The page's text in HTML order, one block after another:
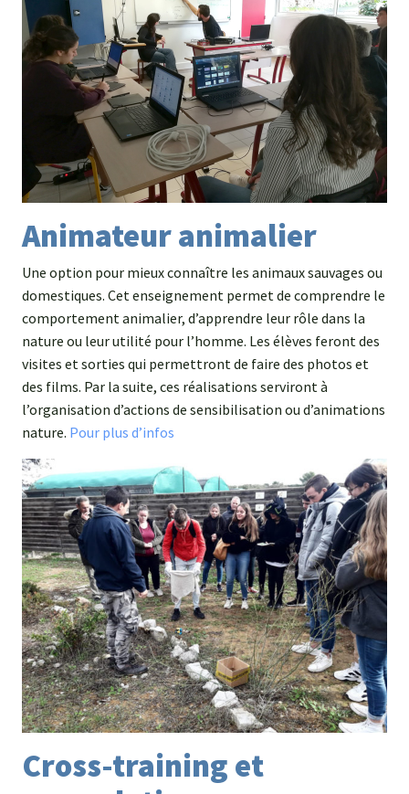
Animateur animalier
Une option pour mieux connaître les animaux sauvages ou
domestiques. Cet enseignement permet de comprendre le
comportement animalier, d’apprendre leur rôle dans la
nature ou leur utilité pour l’homme. Les élèves feront des
visites et sorties qui permettront de faire des photos et
des films. Par la suite, ces réalisations serviront à
l’organisation d’actions de sensibilisation ou d’animations
nature. Pour plus d’infos
Cross-training et